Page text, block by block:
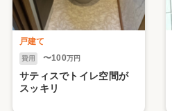
戸建て
費用 〜100万円
サティスでトイレ空間が
スッキリ